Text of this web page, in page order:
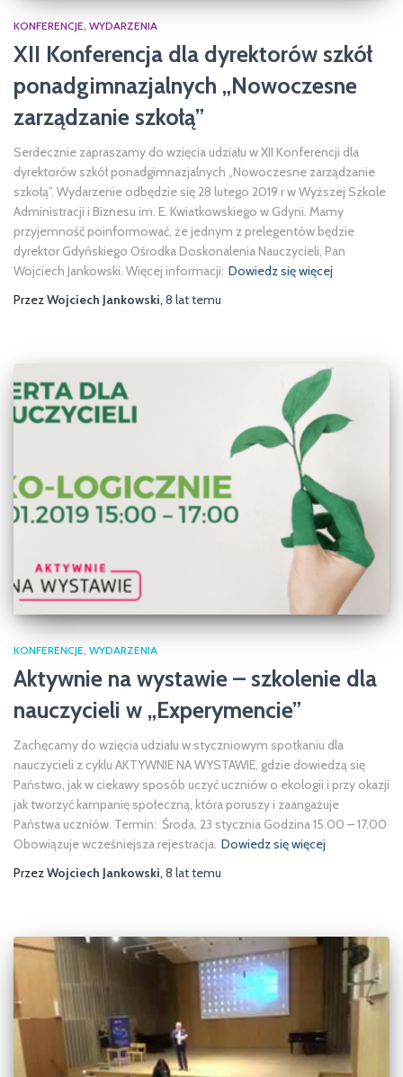
KONFERENCJE WYDARZENIA
XII Konferencja dla dyrektorów szkół
ponadgimnazjalnych „Nowoczesne
zarządzanie szkołą”
Serdecznie zapraszamy do wzięcia udziału w XII Konferencji dla
dyrektorów szkół ponadgimnazjalnych „Nowoczesne zarządzanie
szkołą”. Wydarzenie odbędzie się 28 lutego 2019 r w Wyższej Szkole
Administracji i Biznesu im. E. Kwiatkowskiego w Gdyni. Mamy
przyjemność poinformować, że jednym z prelegentów będzie
dyrektor Gdyńskiego Ośrodka Doskonalenia Nauczycieli, Pan
Wojciech Jankowski. Więcej informacji: Dowiedz się więcej
PrzezWojciech Jankowski, 8 lattemu
KONFERENCJE WYDARZENIA
Aktywnie na wystawie – szkolenie dla
nauczycieli w „Experymencie”
Zachęcamy do wzięcia udziału w styczniowym spotkaniu dla
nauczycieli z cyklu AKTYWNIE NA WYSTAWIE, gdzie dowiedzą się
Państwo, jak w ciekawy sposób uczyć uczniów o ekologii i przy okazji
jak tworzyć kampanię społeczną, która poruszy i zaangażuje
Państwa uczniów. Termin: Środa, 23 stycznia Godzina 15.00 – 17.00
Obowiązuje wcześniejsza rejestracja. Dowiedz się więcej
PrzezWojciech Jankowski, 8 lattemu